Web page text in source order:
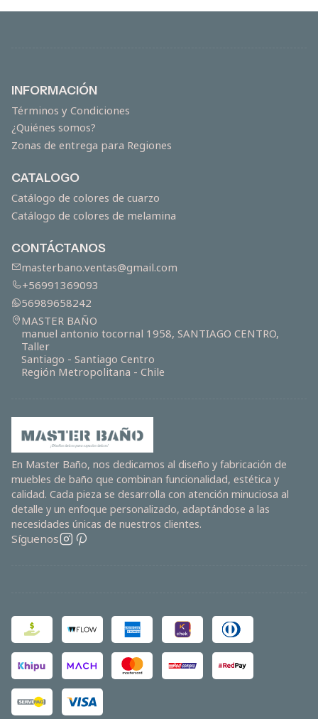
INFORMACIÓN
Términos y Condiciones
¿Quiénes somos?
Zonas de entrega para Regiones
CATALOGO
Catálogo de colores de cuarzo
Catálogo de colores de melamina
CONTÁCTANOS
masterbano.ventas@gmail.com
+56991369093
56989658242
MASTER BAÑO
manuel antonio tocornal 1958, SANTIAGO CENTRO,
Taller
Santiago - Santiago Centro
Región Metropolitana - Chile
En Master Baño, nos dedicamos al diseño y fabricación de
muebles de baño que combinan funcionalidad, estética y
calidad. Cada pieza se desarrolla con atención minuciosa al
detalle y un enfoque personalizado, adaptándose a las
necesidades únicas de nuestros clientes.
Síguenos